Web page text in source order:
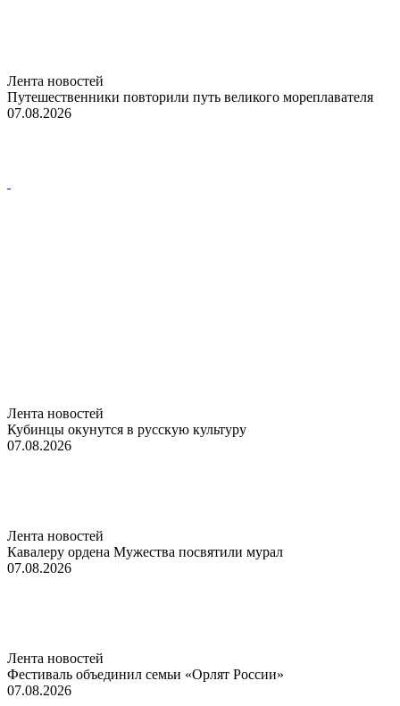
Лента новостей
Путешественники повторили путь великого мореплавателя
07.08.2026
Лента новостей
Кубинцы окунутся в русскую культуру
07.08.2026
Лента новостей
Кавалеру ордена Мужества посвятили мурал
07.08.2026
Лента новостей
Фестиваль объединил семьи «Орлят России»
07.08.2026